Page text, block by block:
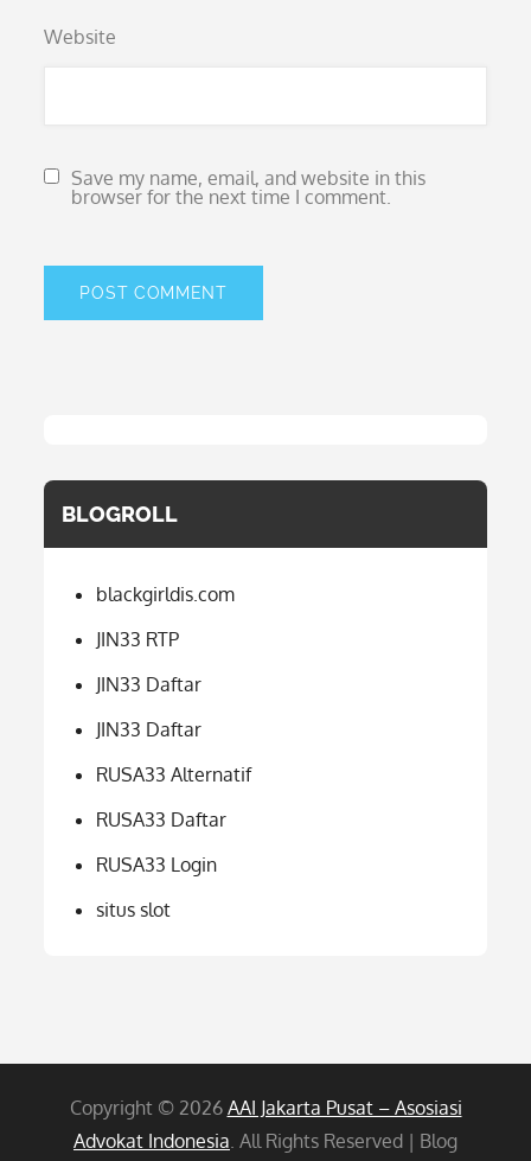
Website
Save my name, email, and website in this
browser for the next time I comment.
BLOGROLL
blackgirldis.com
JIN33 RTP
JIN33 Daftar
JIN33 Daftar
RUSA33 Alternatif
RUSA33 Daftar
RUSA33 Login
situs slot
Copyright © 2026 AAI Jakarta Pusat – Asosiasi
Advokat Indonesia. All Rights Reserved | Blog